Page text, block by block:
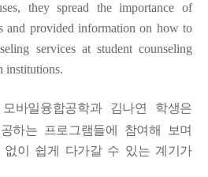
they spread the importance of
and provided information on how to
services at student counseling
institutions.
바일융합공학과 김나연 학생은
하는 프로그램들에 참여해 보며
없이 쉽게 다가갈 수 있는 계기가